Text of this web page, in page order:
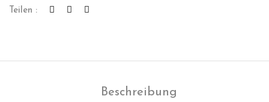
Teilen :
Beschreibung